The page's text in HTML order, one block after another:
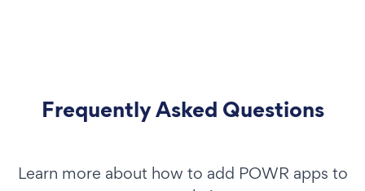
Frequently Asked Questions
Learn more about how to add POWR apps to